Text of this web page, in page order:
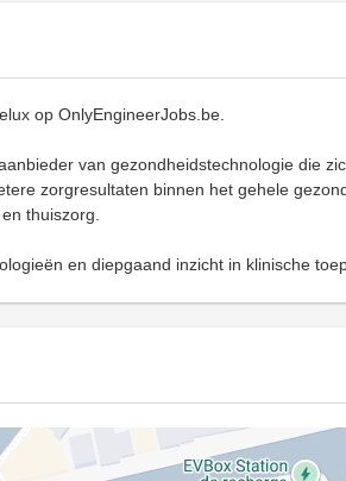
op OnlyEngineerJobs.be.
van gezondheidstechnologie die
zorgresultaten binnen het gehele
thuiszorg.
en diepgaand inzicht in klinische